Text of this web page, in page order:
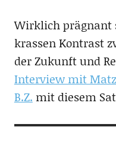
Wirklich prägnant
krassen Kontrast
der Zukunft und
Interview mit
B.Z. mit diesem